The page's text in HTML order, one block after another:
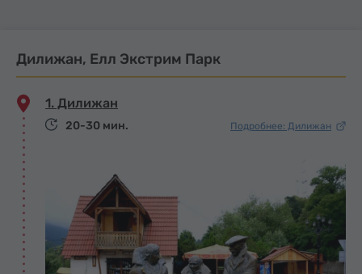
Дилижан, Елл Экстрим Парк
1. Дилижан
20-30 мин. Подробнее: Дилижан